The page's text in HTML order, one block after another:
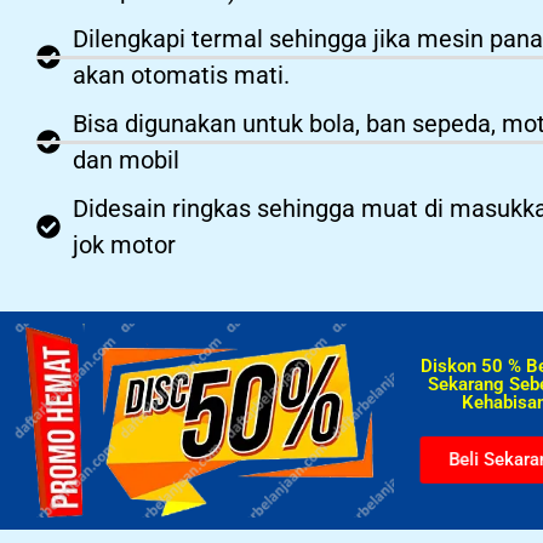
Dilengkapi termal sehingga jika mesin
akan otomatis mati.
Bisa digunakan untuk bola, ban sepeda,
dan mobil
Didesain ringkas sehingga muat di
jok motor
Diskon 50 %
Sekarang
Beli